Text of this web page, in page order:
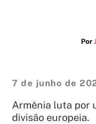
Por
7 de junho de
Armênia luta por
divisão europeia.